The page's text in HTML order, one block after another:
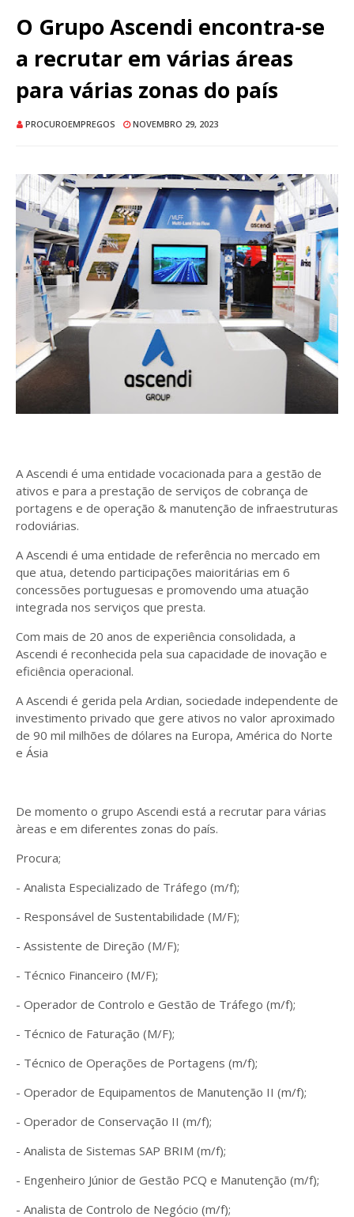
O Grupo Ascendi encontra-se
a recrutar em várias áreas
para várias zonas do país
PROCUROEMPREGOS NOVEMBRO 29, 2023
A Ascendi é uma entidade vocacionada para a gestão de
ativos e para a prestação de serviços de cobrança de
portagens e de operação & manutenção de infraestruturas
rodoviárias.
A Ascendi é uma entidade de referência no mercado em
que atua, detendo participações maioritárias em 6
concessões portuguesas e promovendo uma atuação
integrada nos serviços que presta.
Com mais de 20 anos de experiência consolidada, a
Ascendi é reconhecida pela sua capacidade de inovação e
eficiência operacional.
A Ascendi é gerida pela Ardian, sociedade independente de
investimento privado que gere ativos no valor aproximado
de 90 mil milhões de dólares na Europa, América do Norte
e Ásia
De momento o grupo Ascendi está a recrutar para várias
àreas e em diferentes zonas do país.
Procura;
- Analista Especializado de Tráfego (m/f);
- Responsável de Sustentabilidade (M/F);
- Assistente de Direção (M/F);
- Técnico Financeiro (M/F);
- Operador de Controlo e Gestão de Tráfego (m/f);
- Técnico de Faturação (M/F);
- Técnico de Operações de Portagens (m/f);
- Operador de Equipamentos de Manutenção II (m/f);
- Operador de Conservação II (m/f);
- Analista de Sistemas SAP BRIM (m/f);
- Engenheiro Júnior de Gestão PCQ e Manutenção (m/f);
- Analista de Controlo de Negócio (m/f);